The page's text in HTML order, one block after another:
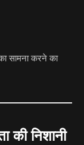
सामना करने का
की निशानी